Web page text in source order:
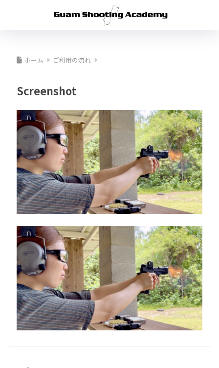
ホーム ご利用の流れ
Screenshot